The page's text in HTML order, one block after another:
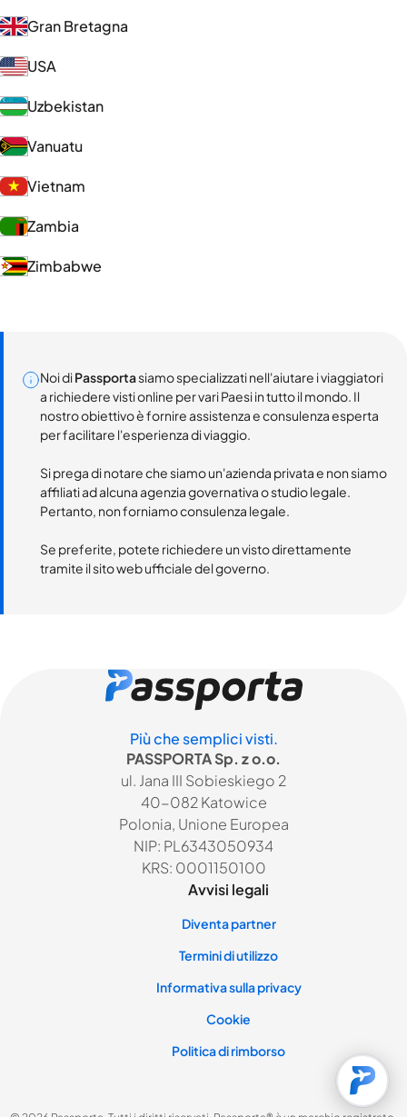
Gran Bretagna
USA
Uzbekistan
Vanuatu
Vietnam
Zambia
Zimbabwe
Noi diPassportasiamo specializzati nell'aiutare i viaggiatori
a richiedere visti online per vari Paesi in tutto il mondo. Il
nostro obiettivo è fornire assistenza e consulenza esperta
per facilitare l'esperienza di viaggio.
Si prega di notare che siamo un'azienda privata e non siamo
affiliati ad alcuna agenzia governativa o studio legale.
Pertanto, non forniamo consulenza legale.
Se preferite, potete richiedere un visto direttamente
tramite il sito web ufficiale del governo.
Più che semplici visti.
PASSPORTA Sp. z o.o.
ul. Jana III Sobieskiego 2
40-082 Katowice
Polonia, Unione Europea
NIP: PL6343050934
KRS: 0001150100
Avvisi legali
Diventa partner
Termini di utilizzo
Informativa sulla privacy
Cookie
Politica di rimborso